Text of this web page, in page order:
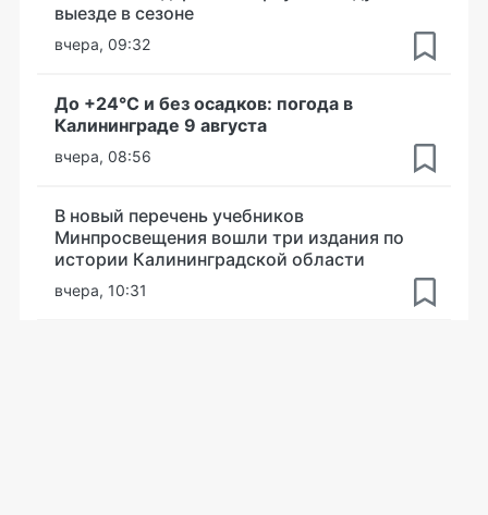
выезде в сезоне
вчера, 09:32
До +24°С и без осадков: погода в
Калининграде 9 августа
вчера, 08:56
В новый перечень учебников
Минпросвещения вошли три издания по
истории Калининградской области
вчера, 10:31